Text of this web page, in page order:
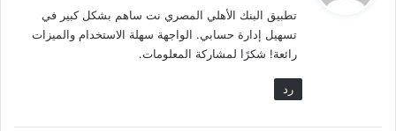
ل
تطبيق البنك الأهلي المصري نت ساهم بشكل كبير في
تسهيل إدارة حسابي. الواجهة سهلة الاستخدام والميزات
رائعة! شكرًا لمشاركة المعلومات.
رد